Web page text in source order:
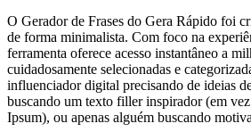
O Gerador de Frases do Gera Rápido foi
de forma minimalista. Com foco na
ferramenta oferece acesso instantâneo a
cuidadosamente selecionadas e
influenciador digital precisando de ideias
buscando um texto filler inspirador (em
Ipsum), ou apenas alguém buscando